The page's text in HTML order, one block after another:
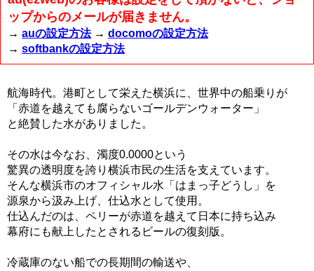
ップからのメールが届きません。
→ auの設定方法 → docomoの設定方法
→ softbankの設定方法
航海時代。港町として栄えた横浜に、世界中の船乗りが
「赤道を越えても腐らないゴールデンウォーター」
と絶賛した水がありました。
その水は今なお、濁度0.0000という
驚異の透明度を誇り横浜市民の生活を支えています。
そんな横浜市のオフィシャル水「はまっ子どうし」を
源泉から汲み上げ、仕込水として使用。
仕込んだのは、ペリーが赤道を越えて日本に持ち込み
幕府にも献上したとされるビールの復刻版。
冷蔵庫のない船での長期間の輸送や、